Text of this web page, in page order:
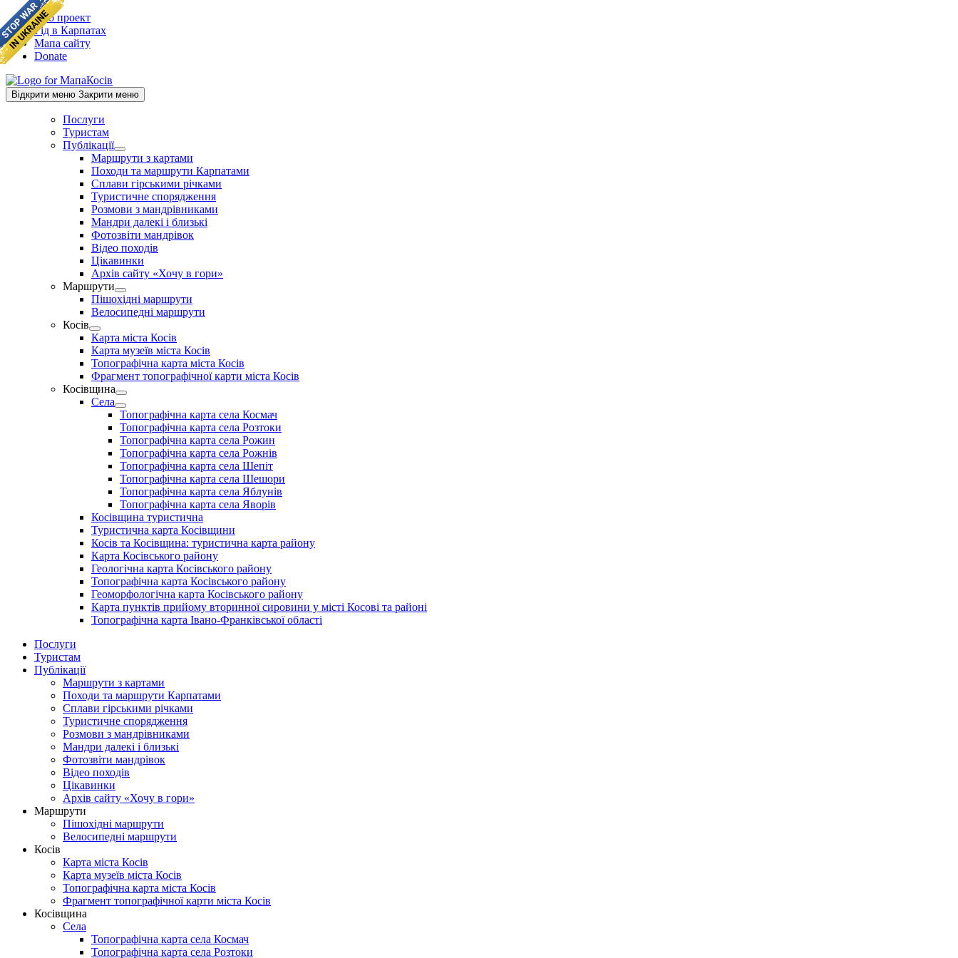
Skip
to
content
Про проект
Гід в Карпатах
Мапа сайту
Donate
Відкрити меню Закрити меню
Послуги
Туристам
Публікації
Show
sub
menu
Маршрути з картами
Походи та маршрути Карпатами
Сплави гірськими річками
Туристичне спорядження
Розмови з мандрівниками
Мандри далекі і близькі
Фотозвіти мандрівок
Відео походів
Цікавинки
Архів сайту «Хочу в гори»
Маршрути
Show
sub
menu
Пішохідні маршрути
Велосипедні маршрути
Косів
Show
sub
menu
Карта міста Косів
Карта музеїв міста Косів
Топографічна карта міста Косів
Фрагмент топографічної карти міста Косів
Косівщина
Show
sub
menu
Села
Show
sub
menu
Топографічна карта села Космач
Топографічна карта села Розтоки
Топографічна карта села Рожин
Топографічна карта села Рожнів
Топографічна карта села Шепіт
Топографічна карта села Шешори
Топографічна карта села Яблунів
Топографічна карта села Яворів
Косівщина туристична
Туристична карта Косівщини
Косів та Косівщина: туристична карта району
Карта Косівського району
Геологічна карта Косівського району
Топографічна карта Косівського району
Геоморфологічна карта Косівського району
Карта пунктів прийому вторинної сировини у місті Косові та районі
Топографічна карта Івано-Франківської області
Послуги
Туристам
Публікації
Маршрути з картами
Походи та маршрути Карпатами
Сплави гірськими річками
Туристичне спорядження
Розмови з мандрівниками
Мандри далекі і близькі
Фотозвіти мандрівок
Відео походів
Цікавинки
Архів сайту «Хочу в гори»
Маршрути
Пішохідні маршрути
Велосипедні маршрути
Косів
Карта міста Косів
Карта музеїв міста Косів
Топографічна карта міста Косів
Фрагмент топографічної карти міста Косів
Косівщина
Села
Топографічна карта села Космач
Топографічна карта села Розтоки